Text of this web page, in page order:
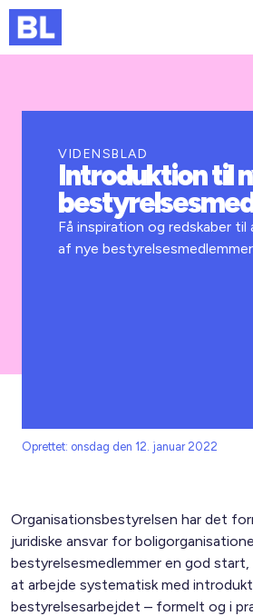
Kurser og arrangementer
Jobportalen
VIDENSBLAD
Introduktion til
Få inspiration og redskaber
af nye
Oprettet: onsdag den 12. januar 2022
Organisationsbestyrelsen har det
juridiske ansvar for
bestyrelsesmedlemmer en god
at arbejde systematisk med
bestyrelsesarbejdet – formelt og i